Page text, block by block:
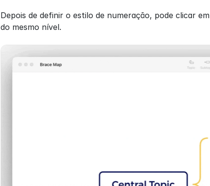
Depois de definir o estilo de numeração, pode clicar em
do mesmo nível.